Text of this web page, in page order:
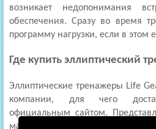
возникает недопонимания
обеспечения. Сразу во время
программу нагрузки, если в этом
Где купить эллиптический
Эллиптические тренажеры Life
компании, для чего
официальным сайтом.
магазина, на котором